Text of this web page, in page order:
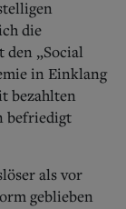
die
den „Social
in Einklang
bezahlten
befriedigt
als vor
geblieben